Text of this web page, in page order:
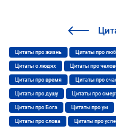
Цитаты про жизнь Цитаты про
Цитаты о людях Цитаты про
Цитаты про время Цитаты про
Цитаты про душу Цитаты про
Цитаты про Бога Цитаты про ум
Цитаты про слова Цитаты про